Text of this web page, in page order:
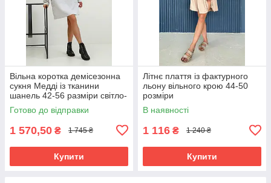
Вільна коротка демісезонна
сукня Медді із тканини
шанель 42-56 разміри світло-
сіра
Готово до відправки
1 570,50 ₴ 1 745 ₴
Купити
Літнє плаття із фактурного
льону вільного крою 44-50
розміри
В наявності
1 116 ₴ 1 240 ₴
Купити